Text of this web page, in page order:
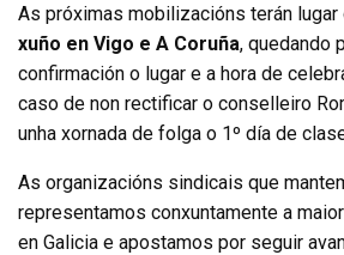
As próximas mobilizacións terán lugar
xuño en Vigo e A Coruña, quedando
confirmación o lugar e a hora de
caso de non rectificar o conselleiro
unha xornada de folga o 1º día de
As organizacións sindicais que
representamos conxuntamente a
en Galicia e apostamos por seguir